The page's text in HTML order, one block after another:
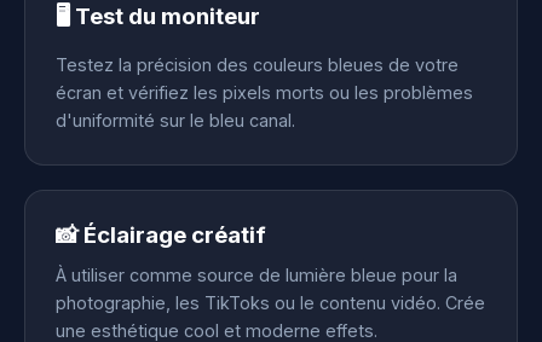
🖥️ Test du moniteur
Testez la précision des couleurs bleues de votre
écran et vérifiez les pixels morts ou les problèmes
d'uniformité sur le bleu canal.
📸 Éclairage créatif
À utiliser comme source de lumière bleue pour la
photographie, les TikToks ou le contenu vidéo. Crée
une esthétique cool et moderne effets.